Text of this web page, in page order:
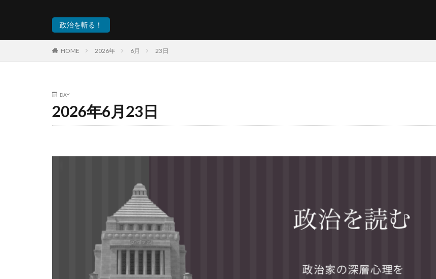
政治を斬る！
HOME 2026年 6月 23日
DAY
2026年6月23日